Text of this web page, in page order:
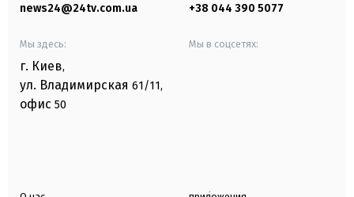
news24@24tv.com.ua +38 044 390 5077
Мы здесь:
г. Киев,
ул. Владимирская 61/11,
офис 50
Мы в соцсетях: